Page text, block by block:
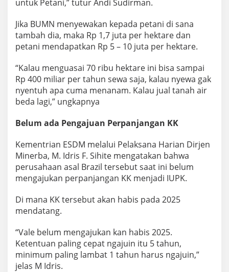
untuk Petani,” tutur Andi Sudirman.
Jika BUMN menyewakan kepada petani di sana
tambah dia, maka Rp 1,7 juta per hektare dan
petani mendapatkan Rp 5 – 10 juta per hektare.
“Kalau menguasai 70 ribu hektare ini bisa sampai
Rp 400 miliar per tahun sewa saja, kalau nyewa gak
nyentuh apa cuma menanam. Kalau jual tanah air
beda lagi,” ungkapnya
Belum ada Pengajuan Perpanjangan KK
Kementrian ESDM melalui Pelaksana Harian Dirjen
Minerba, M. Idris F. Sihite mengatakan bahwa
perusahaan asal Brazil tersebut saat ini belum
mengajukan perpanjangan KK menjadi IUPK.
Di mana KK tersebut akan habis pada 2025
mendatang.
“Vale belum mengajukan kan habis 2025.
Ketentuan paling cepat ngajuin itu 5 tahun,
minimum paling lambat 1 tahun harus ngajuin,”
jelas M Idris.